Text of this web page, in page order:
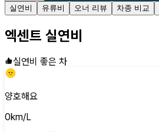
실연비 유류비 오너 리뷰 차종 비교
엑센트 실연비
실연비 좋은 차
양호해요
0km/L